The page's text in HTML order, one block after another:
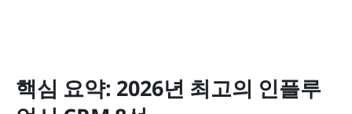
핵심 요약: 2026년 최고의 인플루